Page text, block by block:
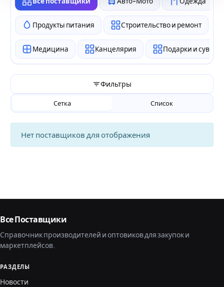
Продукты питания Строительство и ремонт
Медицина Канцелярия Подарки и
Фильтры
Сетка Список
Нет поставщиков для отображения
Все Поставщики
Справочник производителей и оптовиков для закупок и
маркетплейсов.
РАЗДЕЛЫ
Новости